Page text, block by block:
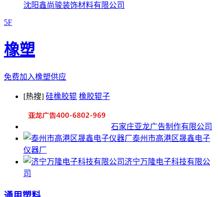
沈阳鑫尚骏装饰材料有限公司
5F
橡塑
免费加入橡塑供应
[热搜] 硅橡胶辊 橡胶辊子
石家庄亚龙广告制作有限公司
泰州市高港区晟鑫电子
仪器厂
济宁万隆电子科技有限公
司